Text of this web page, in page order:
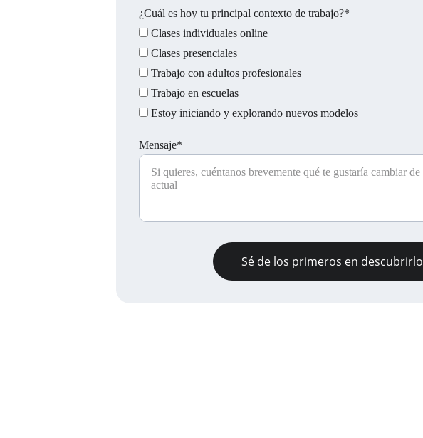
¿Cuál es hoy tu principal contexto de trabajo?*
Clases individuales online
Clases presenciales
Trabajo con adultos profesionales
Trabajo en escuelas
Estoy iniciando y explorando nuevos modelos
Mensaje*
Sé de los primeros en descubrirlo